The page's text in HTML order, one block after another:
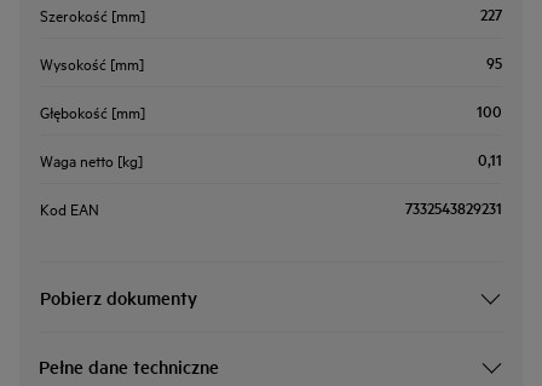
Szerokość [mm] 227
Wysokość [mm] 95
Głębokość [mm] 100
Waga netto [kg] 0,11
Kod EAN 7332543829231
Pobierz dokumenty
Pełne dane techniczne